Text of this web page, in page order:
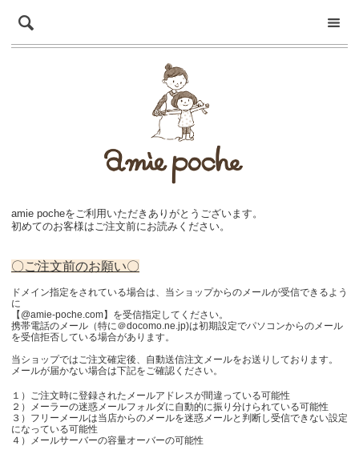
amie pocheをご利用いただきありがとうございます。
初めてのお客様はご注文前にお読みください。
〇ご注文前のお願い〇
ドメイン指定をされている場合は、当ショップからのメールが受信できるよう
に
【@amie-poche.com】を受信指定してください。
携帯電話のメール（特に＠docomo.ne.jp)は初期設定でパソコンからのメール
を受信拒否している場合があります。
当ショップではご注文確定後、自動送信注文メールをお送りしております。
メールが届かない場合は下記をご確認ください。
１）ご注文時に登録されたメールアドレスが間違っている可能性
２）メーラーの迷惑メールフォルダに自動的に振り分けられている可能性
３）フリーメールは当店からのメールを迷惑メールと判断し受信できない設定
になっている可能性
４）メールサーバーの容量オーバーの可能性